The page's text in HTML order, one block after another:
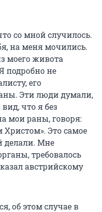
со мной случилось.
на меня мочились.
моего живота
подробно не
его
Эти люди думали,
что я без
мои раны, говоря:
Это самое
делали. Мне
требовалось
австрийскому
об этом случае в